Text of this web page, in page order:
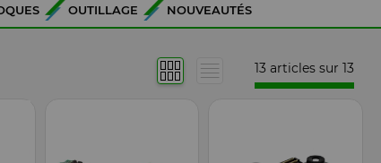
OUTILLAGE NOUVEAUTÉS
13 articles sur 13